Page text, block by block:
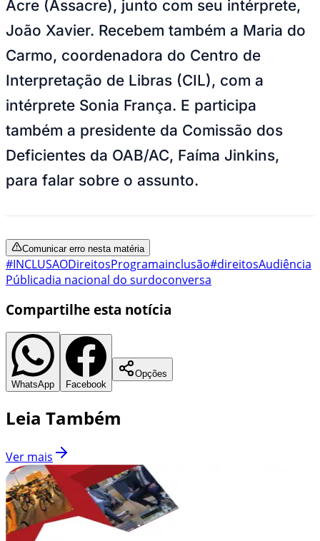
Acre (Assacre), junto com seu intérprete,
João Xavier. Recebem também a Maria do
Carmo, coordenadora do Centro de
Interpretação de Libras (CIL), com a
intérprete Sonia França. E participa
também a presidente da Comissão dos
Deficientes da OAB/AC, Faíma Jinkins,
para falar sobre o assunto.
Comunicar erro nesta matéria
#INCLUSAODireitosProgramainclusão#direitosAudiência
Públicadia nacional do surdoconversa
Compartilhe esta notícia
WhatsApp Facebook
Opções
Leia Também
Ver mais